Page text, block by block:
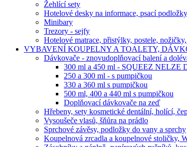
Žehlící sety
Hotelové desky na informace, psací podložky
Minibary
Trezory - sejfy
Hotelové matrace, přistýlky, postele,
VYBAVENÍ KOUPELNY A TOALETY,
Dávkovače - znovudoplňovací balení a
300 ml a 450 ml - SQUEEZ NELZE
250 a 300 ml - s pumpičkou
330 a 360 ml s pumpičkou
500 ml, 400 a 440 ml s pumpičkou
Doplňovací dávkovače na zeď
Hřebeny, sety kosmetické dentální, holící,
Vysoušeče vlasů, šňůra na prádlo
Sprchové závěsy, podložky do vany a sprchy
Koupelnová zrcadla a koupelnové stoličky,